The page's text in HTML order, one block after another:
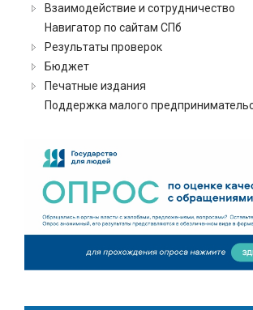
Взаимодействие и сотрудничество
Навигатор по сайтам СПб
Результаты проверок
Бюджет
Печатные издания
Поддержка малого